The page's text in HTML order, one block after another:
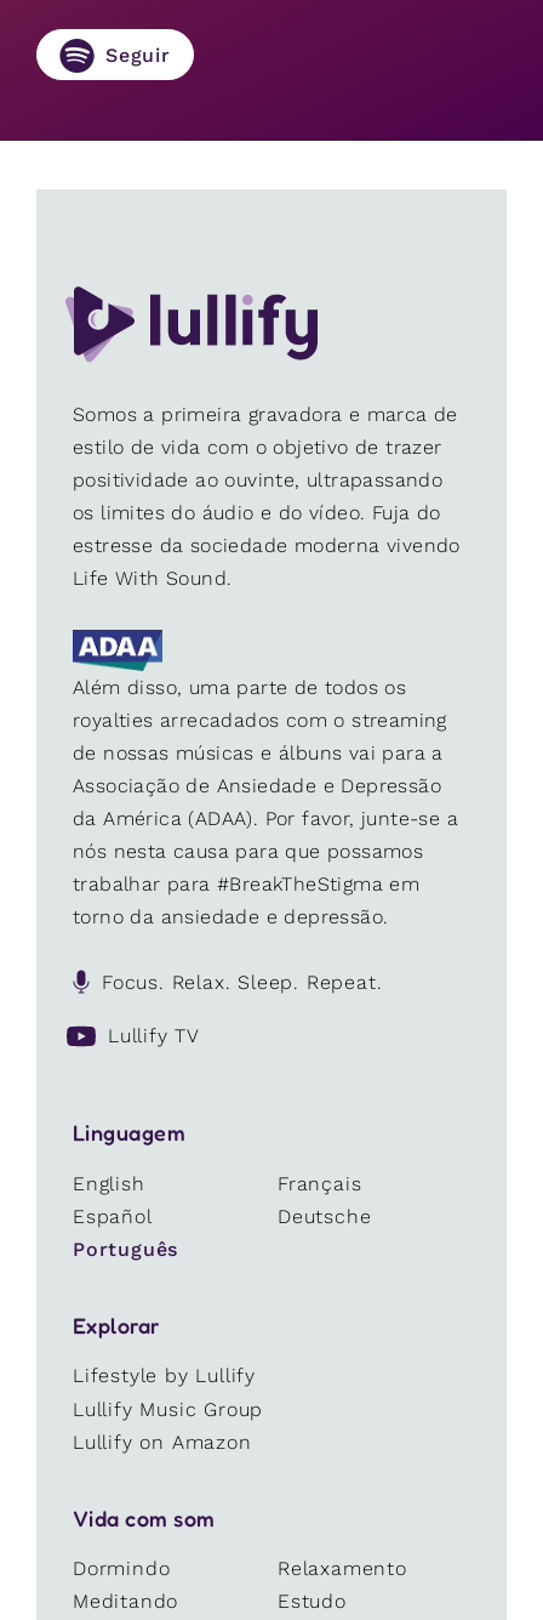
Seguir
Somos a primeira gravadora e marca de
estilo de vida com o objetivo de trazer
positividade ao ouvinte, ultrapassando
os limites do áudio e do vídeo. Fuja do
estresse da sociedade moderna vivendo
Life With Sound.
Além disso, uma parte de todos os
royalties arrecadados com o streaming
de nossas músicas e álbuns vai para a
Associação de Ansiedade e Depressão
da América (ADAA). Por favor, junte-se a
nós nesta causa para que possamos
trabalhar para #BreakTheStigma em
torno da ansiedade e depressão.
Focus. Relax. Sleep. Repeat.
Lullify TV
Linguagem
English
Français
Español
Deutsche
Português
Explorar
Lifestyle by Lullify
Lullify Music Group
Lullify on Amazon
Vida com som
Dormindo
Relaxamento
Meditando
Estudo